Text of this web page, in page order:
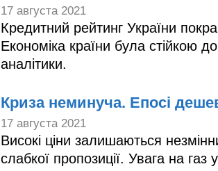
17 августа 2021
Кредитний рейтинг України
Економіка країни була стійкою
аналітики.
Криза неминуча. Епосі
17 августа 2021
Високі ціни залишаються
слабкої пропозиції. Увага на